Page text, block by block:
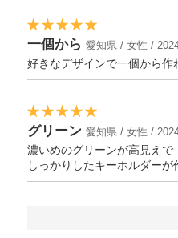
一個から 愛知県 / 女性 /
好きなデザインで一個から作
グリーン 愛知県 / 女性 /
濃いめのグリーンが高見えで
しっかりしたキーホルダーが